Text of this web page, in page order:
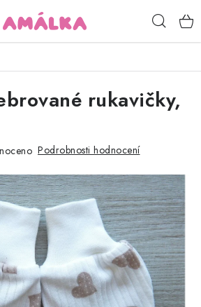
DOPLŇKY
rukavičky,
Podrobnosti hodnocení